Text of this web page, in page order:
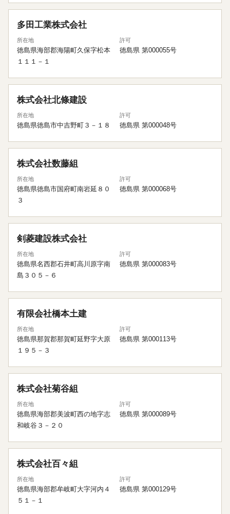
多田工業株式会社
所在地
徳島県海部郡海陽町久保字松本
１１１－１
許可
徳島県 第000055号
株式会社北條建設
所在地
徳島県徳島市中吉野町３－１８
許可
徳島県 第000048号
株式会社数藤組
所在地
徳島県徳島市国府町南岩延８０
３
許可
徳島県 第000068号
剣菱建設株式会社
所在地
徳島県名西郡石井町高川原字南
島３０５－６
許可
徳島県 第000083号
有限会社橋本土建
所在地
徳島県那賀郡那賀町延野字大原
１９５－３
許可
徳島県 第000113号
株式会社菊谷組
所在地
徳島県海部郡美波町西の地字志
和岐谷３－２０
許可
徳島県 第000089号
株式会社百々組
所在地
徳島県海部郡牟岐町大字河内４
５１－１
許可
徳島県 第000129号